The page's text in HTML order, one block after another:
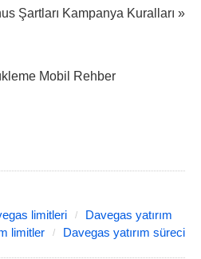
Şartları Kampanya Kuralları »
Mobil Rehber
limitleri
Davegas yatırım
limitler Davegas yatırım süreci